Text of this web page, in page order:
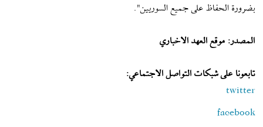
بضرورة الحفاظ على جميع السوريين".
المصدر: موقع العهد الاخباري
تابعونا على شبكات التواصل الاجتماعي:
twitter
facebook